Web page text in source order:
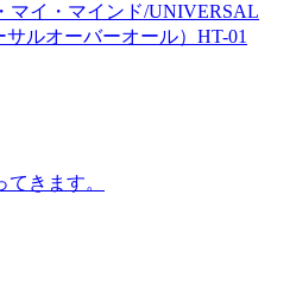
マイ・マインド/UNIVERSAL
ルオーバーオール）HT-01
きます。